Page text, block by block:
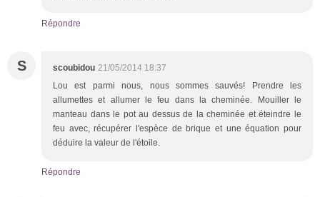
Répondre
S scoubidou 21/05/2014 18:37
Lou est parmi nous, nous sommes sauvés! Prendre les
allumettes et allumer le feu dans la cheminée. Mouiller le
manteau dans le pot au dessus de la cheminée et éteindre le
feu avec, récupérer l'espèce de brique et une équation pour
déduire la valeur de l'étoile.
Répondre